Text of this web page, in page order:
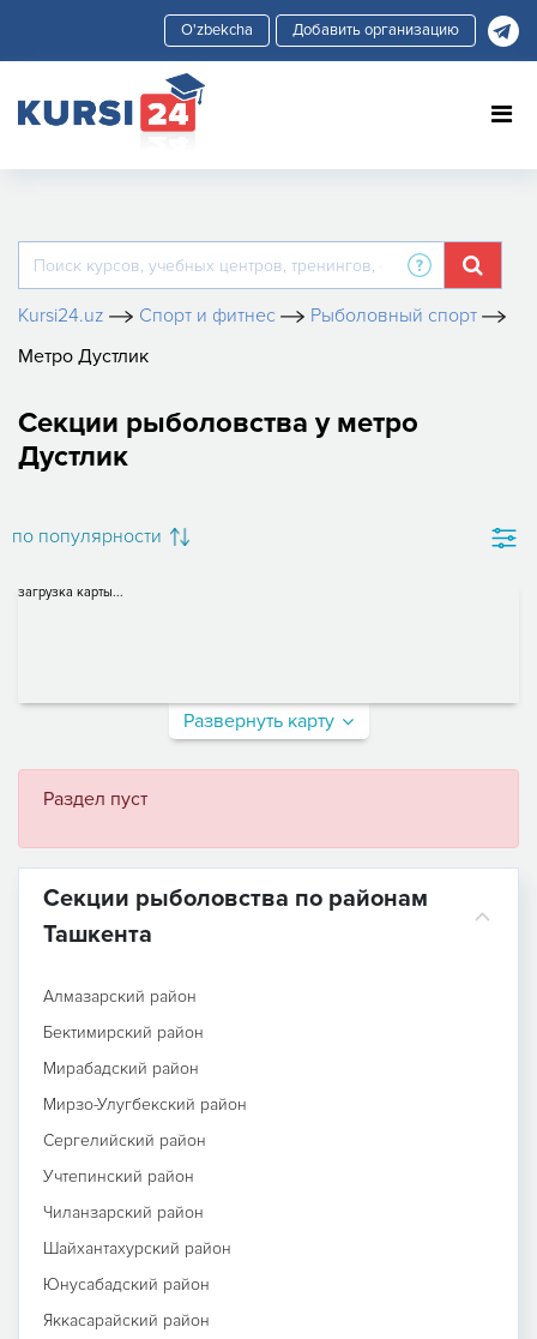
Добавить организацию
Kursi24.uz Спорт и фитнес
Рыболовный спорт
Метро Дустлик
Секции рыболовства у метро
Дустлик
по популярности
загрузка карты...
Развернуть карту
Раздел пуст
Секции рыболовства по районам
Ташкента
Алмазарский район
Бектимирский район
Мирабадский район
Мирзо-Улугбекский район
Сергелийский район
Учтепинский район
Чиланзарский район
Шайхантахурский район
Юнусабадский район
Яккасарайский район